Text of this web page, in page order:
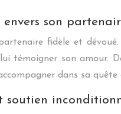
envers son
fidèle et
témoigner son amour.
dans sa
soutien